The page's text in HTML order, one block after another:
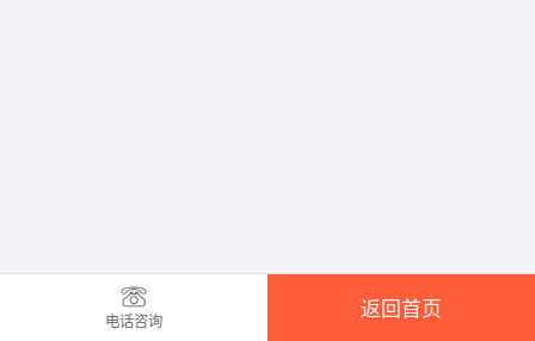
电话咨询
返回首页